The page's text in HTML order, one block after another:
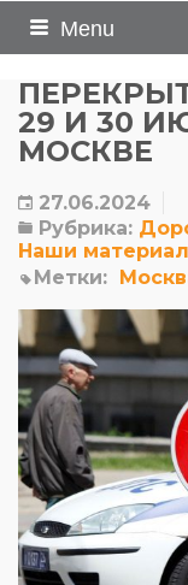
Menu
29 И 30
МОСКВЕ
27.06.2024
Рубрика:
Наши
Метки: